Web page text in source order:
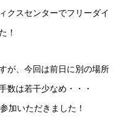
クスセンターでフリーダイ
！
が、今回は前日に別の場所
数は若干少なめ・・・
加いただきました！